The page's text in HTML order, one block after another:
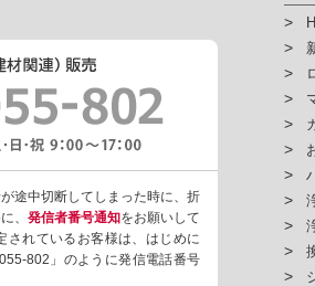
途中切断してしまった時に、折
、 発信者番号通知をお願いして
されているお客様は、はじめに
802」のように発信電話番号